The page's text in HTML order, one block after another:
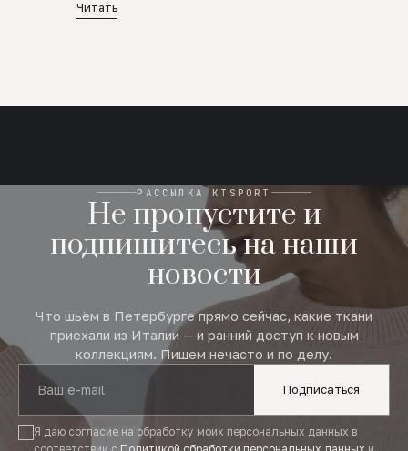
Читать
РАССЫЛКА KTSPORT
Не пропустите и
подпишитесь на наши
новости
Что шьём в Петербурге прямо сейчас, какие ткани
приехали из Италии — и ранний доступ к новым
коллекциям. Пишем нечасто и по делу.
Подписаться
Я даю согласие на обработку моих персональных данных в